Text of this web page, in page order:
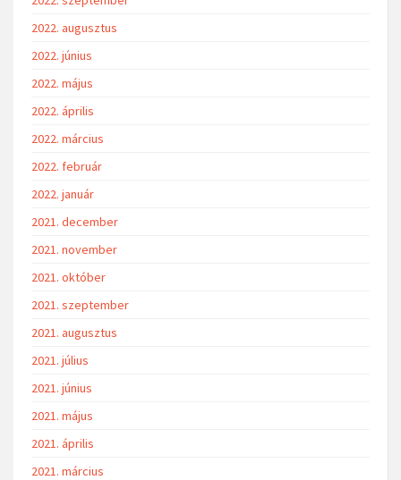
2022. augusztus
2022. június
2022. május
2022. április
2022. március
2022. február
2022. január
2021. december
2021. november
2021. október
2021. szeptember
2021. augusztus
2021. július
2021. június
2021. május
2021. április
2021. március